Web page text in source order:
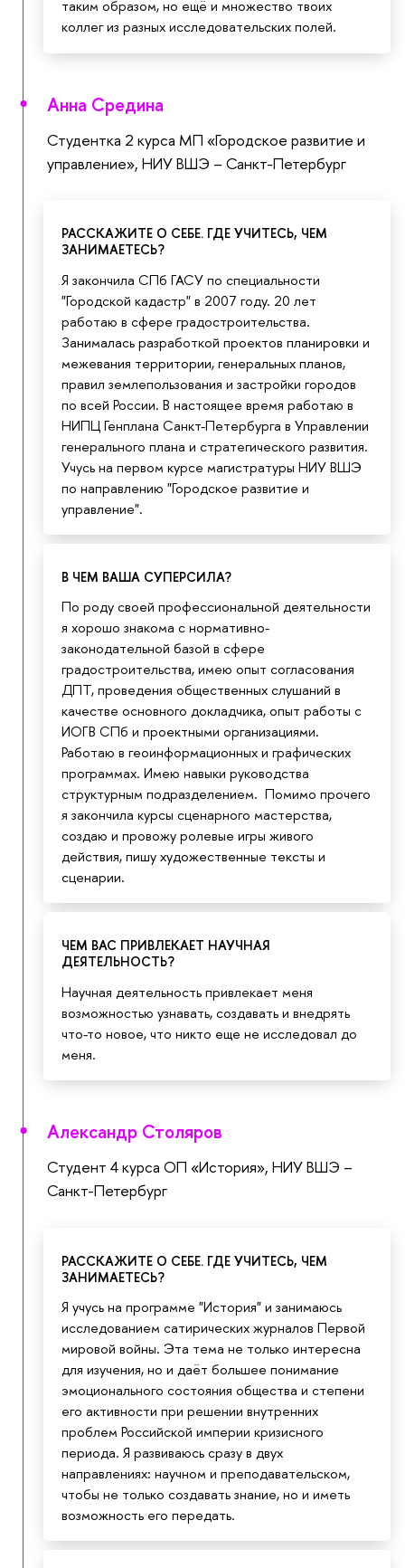
таким образом, но ещё и множество твоих
коллег из разных исследовательских полей.
Анна Средина
Студентка 2 курса МП «Городское развитие и
управление», НИУ ВШЭ – Санкт-Петербург
РАССКАЖИТЕ О СЕБЕ. ГДЕ УЧИТЕСЬ, ЧЕМ
ЗАНИМАЕТЕСЬ?
Я закончила СПб ГАСУ по специальности
"Городской кадастр" в 2007 году. 20 лет
работаю в сфере градостроительства.
Занималась разработкой проектов планировки и
межевания территории, генеральных планов,
правил землепользования и застройки городов
по всей России. В настоящее время работаю в
НИПЦ Генплана Санкт-Петербурга в Управлении
генерального плана и стратегического развития.
Учусь на первом курсе магистратуры НИУ ВШЭ
по направлению "Городское развитие и
управление".
В ЧЕМ ВАША СУПЕРСИЛА?
По роду своей профессиональной деятельности
я хорошо знакома с нормативно-
законодательной базой в сфере
градостроительства, имею опыт согласования
ДПТ, проведения общественных слушаний в
качестве основного докладчика, опыт работы с
ИОГВ СПб и проектными организациями.
Работаю в геоинформационных и графических
программах. Имею навыки руководства
структурным подразделением. Помимо прочего
я закончила курсы сценарного мастерства,
создаю и провожу ролевые игры живого
действия, пишу художественные тексты и
сценарии.
ЧЕМ ВАС ПРИВЛЕКАЕТ НАУЧНАЯ
ДЕЯТЕЛЬНОСТЬ?
Научная деятельность привлекает меня
возможностью узнавать, создавать и внедрять
что-то новое, что никто еще не исследовал до
меня.
Александр Столяров
Студент 4 курса ОП «История», НИУ ВШЭ –
Санкт-Петербург
РАССКАЖИТЕ О СЕБЕ. ГДЕ УЧИТЕСЬ, ЧЕМ
ЗАНИМАЕТЕСЬ?
Я учусь на программе "История" и занимаюсь
исследованием сатирических журналов Первой
мировой войны. Эта тема не только интересна
для изучения, но и даёт большее понимание
эмоционального состояния общества и степени
его активности при решении внутренних
проблем Российской империи кризисного
периода. Я развиваюсь сразу в двух
направлениях: научном и преподавательском,
чтобы не только создавать знание, но и иметь
возможность его передать.